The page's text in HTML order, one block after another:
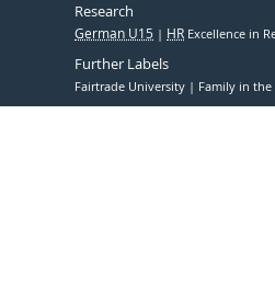
Research
German U15 HR Excellence in
Further Labels
Fairtrade University Family in